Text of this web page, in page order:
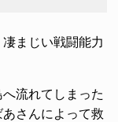
まじい戦闘能力
流れてしまった
さんによって救